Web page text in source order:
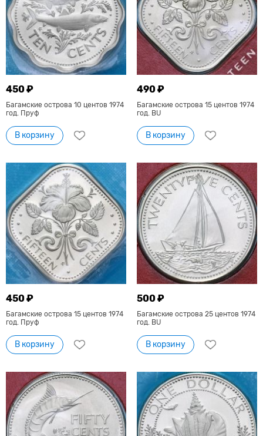
450 ₽
Багамские острова 10 центов 1974
год. Пруф
В корзину
490 ₽
Багамские острова 15 центов 1974
год. BU
В корзину
450 ₽
Багамские острова 15 центов 1974
год. Пруф
В корзину
500 ₽
Багамские острова 25 центов 1974
год. BU
В корзину